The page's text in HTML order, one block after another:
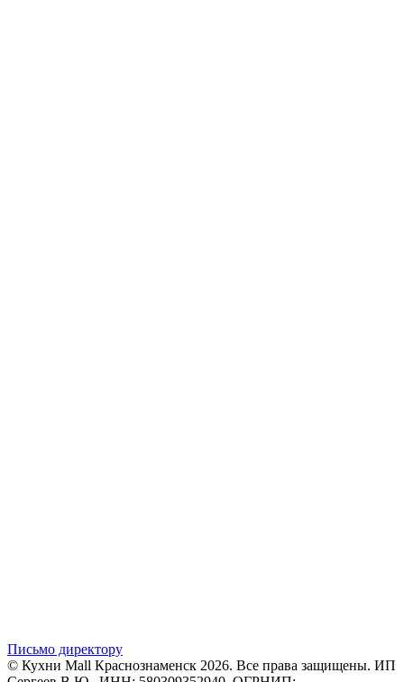
Письмо директору
© Кухни Mall Краснознаменск 2026. Все права защищены. ИП